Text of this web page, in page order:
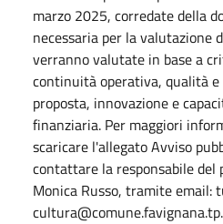
marzo 2025, corredate della
necessaria per la valutazione
verranno valutate in base a
continuità operativa, qualità
proposta, innovazione e
finanziaria. Per maggiori
scaricare l'allegato Avviso
contattare la responsabile del
Monica Russo, tramite email: